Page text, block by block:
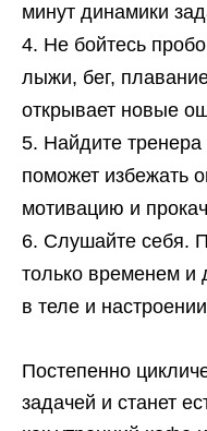
минут динамики
Не бойтесь
лыжи, бег,
открывает новые
Найдите
поможет избежать
мотивацию и
Слушайте себя.
только временем и
в теле и
Постепенно
задачей и станет